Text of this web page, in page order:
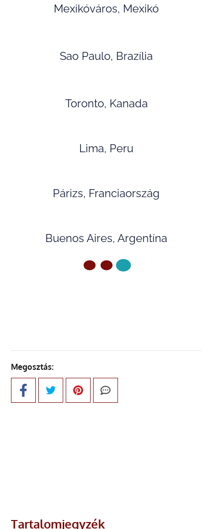
Mexikóváros, Mexikó
Sao Paulo, Brazília
Toronto, Kanada
Lima, Peru
Párizs, Franciaország
Buenos Aires, Argentína
Megosztás:
Tartalomjegyzék